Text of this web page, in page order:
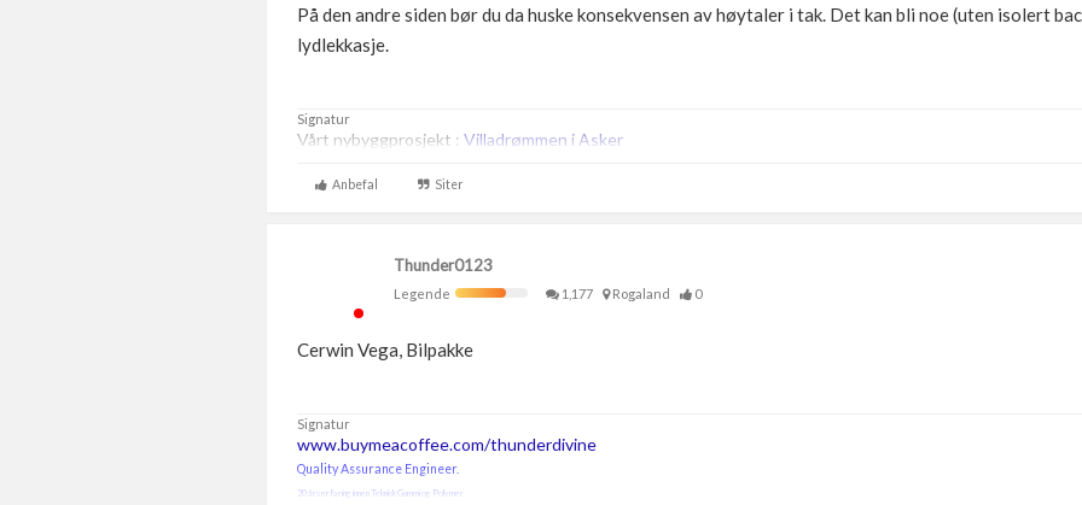
På den andre siden bør du da huske konsekvensen av høytaler i tak. Det kan bli noe (uten isolert
lydlekkasje.
Signatur
Vårt nybyggprosjekt : Villadrømmen i Asker
Anbefal Siter
Thunder0123
Legende
1,177 Rogaland 0
Cerwin Vega, Bilpakke
Signatur
www.buymeacoffee.com/thunderdivine
Quality Assurance Engineer.
20 års erfaring innen Teknisk Gummi og Polymer.